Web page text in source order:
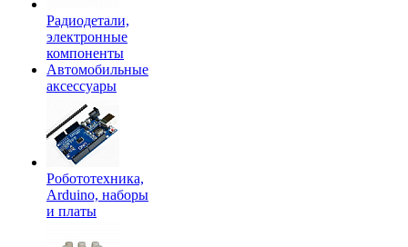
Радиодетали,
электронные
компоненты
Автомобильные
аксессуары
Робототехника,
Arduino, наборы
и платы